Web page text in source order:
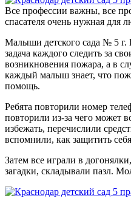
Все профессии важны, все
спасателя очень нужная для
Малыши детского сада № 5 г.
задача каждого следить за
возникновения пожара, а в
каждый малыш знает, что
помощь.
Ребята повторили номер
повторили из-за чего может
избежать, перечислили
вспомнили, как защитить
Затем все играли в
загадки, складывали пазл.